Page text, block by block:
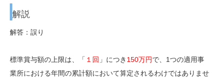
解説
解答：誤り
標準賞与額の上限は、「 １回 」につき 150万円で、1つの適用事
業所における年間の累計額において算定されるわけではありませ